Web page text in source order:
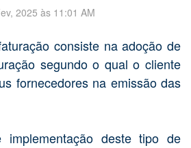
2025 às 11:01 AM
consiste na adoção de
segundo o qual o cliente
fornecedores na emissão das
implementação deste tipo de